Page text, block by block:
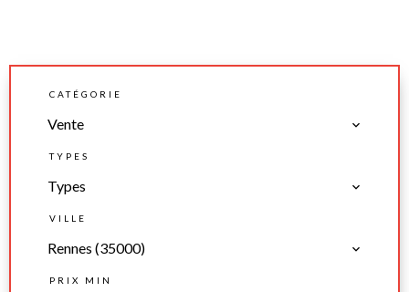
CATÉGORIE
Vente
TYPES
Types
VILLE
Rennes (35000)
PRIX MIN